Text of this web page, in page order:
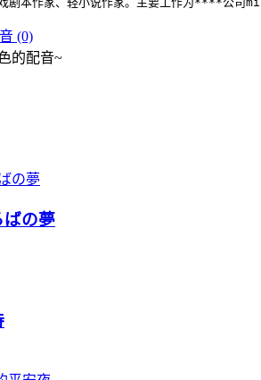
(0)
的配音~
ばの夢